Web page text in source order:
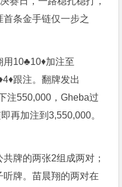
条金手链仅一步之
用10♣10♦加注至
跟注。翻牌发出
注550,000，Gheba过
再加注到3,550,000。
牌的两张2组成两对；
牌。苗晨翔的两对在